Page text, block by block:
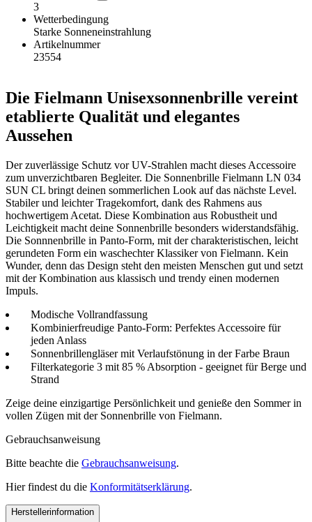
3
Wetterbedingung
Starke Sonneneinstrahlung
Artikelnummer
23554
Die Fielmann Unisexsonnenbrille vereint
etablierte Qualität und elegantes
Aussehen
Der zuverlässige Schutz vor UV-Strahlen macht dieses Accessoire
zum unverzichtbaren Begleiter. Die Sonnenbrille Fielmann LN 034
SUN CL bringt deinen sommerlichen Look auf das nächste Level.
Stabiler und leichter Tragekomfort, dank des Rahmens aus
hochwertigem Acetat. Diese Kombination aus Robustheit und
Leichtigkeit macht deine Sonnenbrille besonders widerstandsfähig.
Die Sonnnenbrille in Panto-Form, mit der charakteristischen, leicht
gerundeten Form ein waschechter Klassiker von Fielmann. Kein
Wunder, denn das Design steht den meisten Menschen gut und setzt
mit der Kombination aus klassisch und trendy einen modernen
Impuls.
Modische Vollrandfassung
Kombinierfreudige Panto-Form: Perfektes Accessoire für
jeden Anlass
Sonnenbrillengläser mit Verlaufstönung in der Farbe Braun
Filterkategorie 3 mit 85 % Absorption - geeignet für Berge und
Strand
Zeige deine einzigartige Persönlichkeit und genieße den Sommer in
vollen Zügen mit der Sonnenbrille von Fielmann.
Gebrauchsanweisung
Bitte beachte die Gebrauchsanweisung.
Hier findest du die Konformitätserklärung.
Herstellerinformation